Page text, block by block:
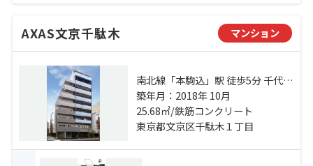
AXAS文京千駄木 マンション
南北線「本駒込」駅 徒歩5分 千代田
線「千駄木」駅 徒歩7分 都営三田線
「白山」駅 徒歩7分
築年月：2018年 10月
25.68㎡/鉄筋コンクリート
東京都文京区千駄木１丁目